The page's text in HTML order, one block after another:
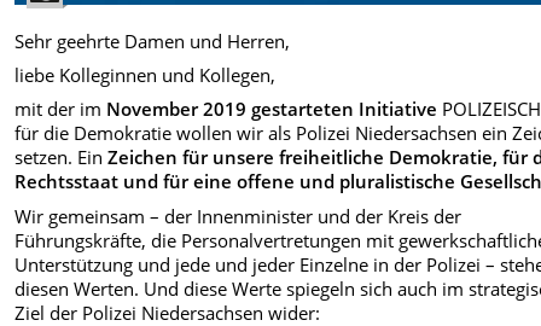
Sehr geehrte Damen und Herren,
liebe Kolleginnen und Kollegen,
mit der im November 2019 gestarteten Initiative
für die Demokratie wollen wir als Polizei Niedersachsen ein
setzen. EinZeichen für unsere freiheitliche Demokratie, für
Rechtsstaat und für eine offene und pluralistische
Wir gemeinsam – der Innenminister und der Kreis der
Führungskräfte, die Personalvertretungen mit
Unterstützung und jede und jeder Einzelne in der Polizei –
diesen Werten. Und diese Werte spiegeln sich auch im
Ziel der Polizei Niedersachsen wider: